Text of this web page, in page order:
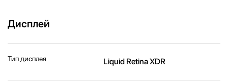
Дисплей
Тип дисплея Liquid Retina XDR